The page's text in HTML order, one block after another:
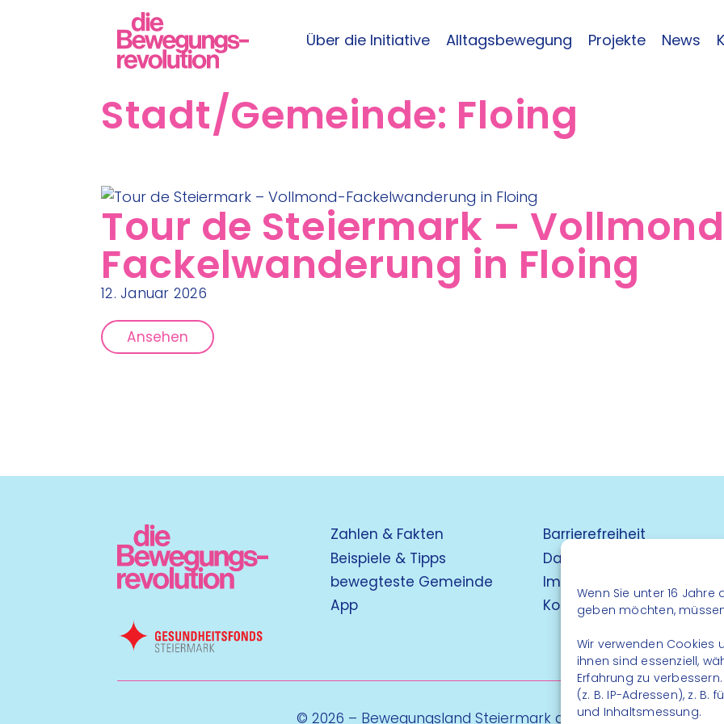
Wenn Sie unter 16
geben möchten,
Wir verwenden Cookies
ihnen sind essenziell,
Erfahrung zu
(z. B. IP-Adressen), z.
und Inhaltsmessung.
Über die Initiative Alltagsbewegung Projekte News
Stadt/Gemeinde: Floing
Tour de Steiermark –
Fackelwanderung in Floing
12. Januar 2026
Ansehen
Zahlen & Fakten
Beispiele & Tipps
bewegteste Gemeinde
App
Barrierefreiheit
Datenschutz
Impressum
Kontakt
© 2026 – Bewegungsland Steiermark gGmbH - Alle Rechte